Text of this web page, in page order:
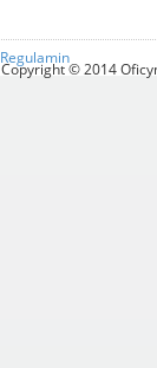
Regulamin
Copyright © 2014